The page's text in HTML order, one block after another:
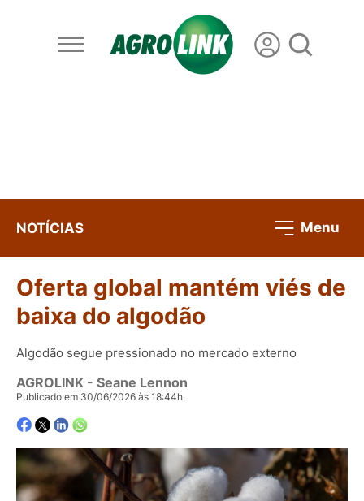
NOTÍCIAS Menu
Oferta global mantém viés de
baixa do algodão
Algodão segue pressionado no mercado externo
AGROLINK - Seane Lennon
Publicado em 30/06/2026 às 18:44h.